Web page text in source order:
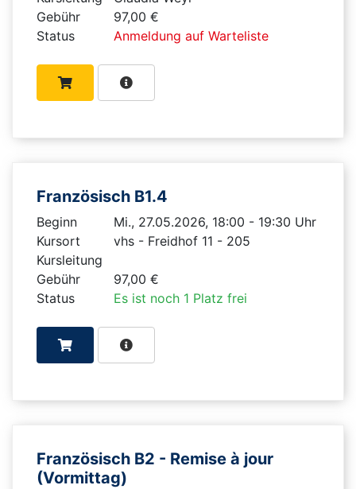
Gebühr
97,00 €
Status
Anmeldung auf Warteliste
Französisch B1.4
Beginn
Mi., 27.05.2026, 18:00 - 19:30 Uhr
Kursort
vhs - Freidhof 11 - 205
Kursleitung
Gebühr
97,00 €
Status
Es ist noch 1 Platz frei
Französisch B2 - Remise à jour
(Vormittag)